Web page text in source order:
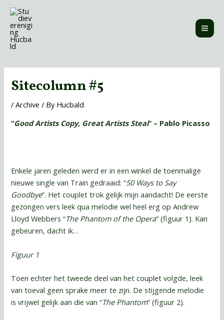
Skip
content
Sitecolumn #5
/Archive / By Hucbald
“Good Artists Copy, Great Artists Steal” – Pablo Picasso
Enkele jaren geleden werd er in een winkel de toenmalige
nieuwe single van Train gedraaid: “50 Ways to Say
Goodbye”. Het couplet trok gelijk mijn aandacht! De eerste
gezongen vers leek qua melodie wel heel erg op Andrew
Lloyd Webbers “The Phantom of the Opera” (figuur 1). Kan
gebeuren, dacht ik…
Figuur 1
Toen echter het tweede deel van het couplet volgde, leek
van toeval geen sprake meer te zijn. De stijgende melodie
is vrijwel gelijk aan die van “The Phantom” (figuur 2).